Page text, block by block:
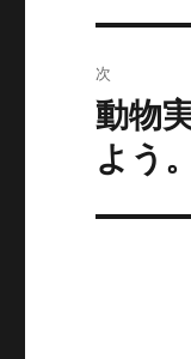
ゲ
ー
投
稿:
次
次
の
投
稿:
動物
よう